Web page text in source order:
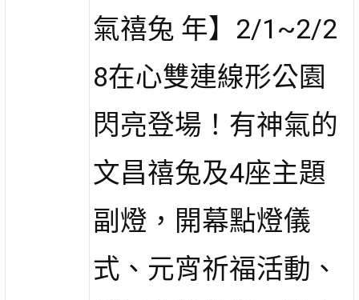
氣禧兔 年】2/1~2/2
8在心雙連線形公園
閃亮登場！有神氣的
文昌禧兔及4座主題
副燈，開幕點燈儀
式、元宵祈福活動、